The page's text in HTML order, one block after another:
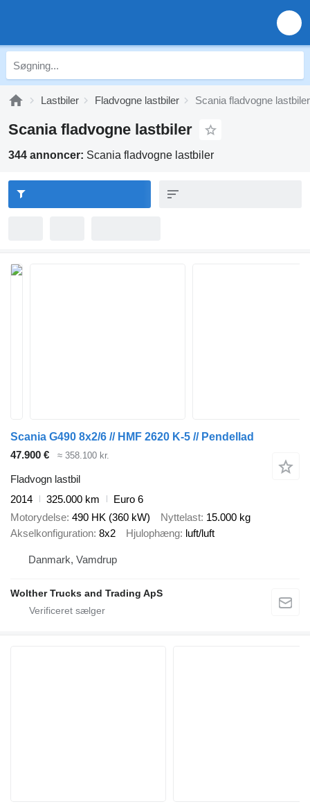
Lastbiler Fladvogne lastbiler Scania fladvogne lastbiler
Scania fladvogne lastbiler
344 annoncer: Scania fladvogne lastbiler
Scania G490 8x2/6 // HMF 2620 K-5 // Pendellad
47.900 €
≈ 358.100 kr.
Fladvogn lastbil
2014
325.000 km
Euro 6
Motorydelse 490 HK (360 kW) Nyttelast 15.000 kg
Akselkonfiguration 8x2 Hjulophæng luft/luft
Danmark, Vamdrup
Wolther Trucks and Trading ApS